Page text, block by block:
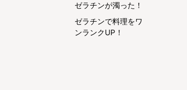
ゼラチンが濁った！
ゼラチンで料理をワ
ンランクUP！